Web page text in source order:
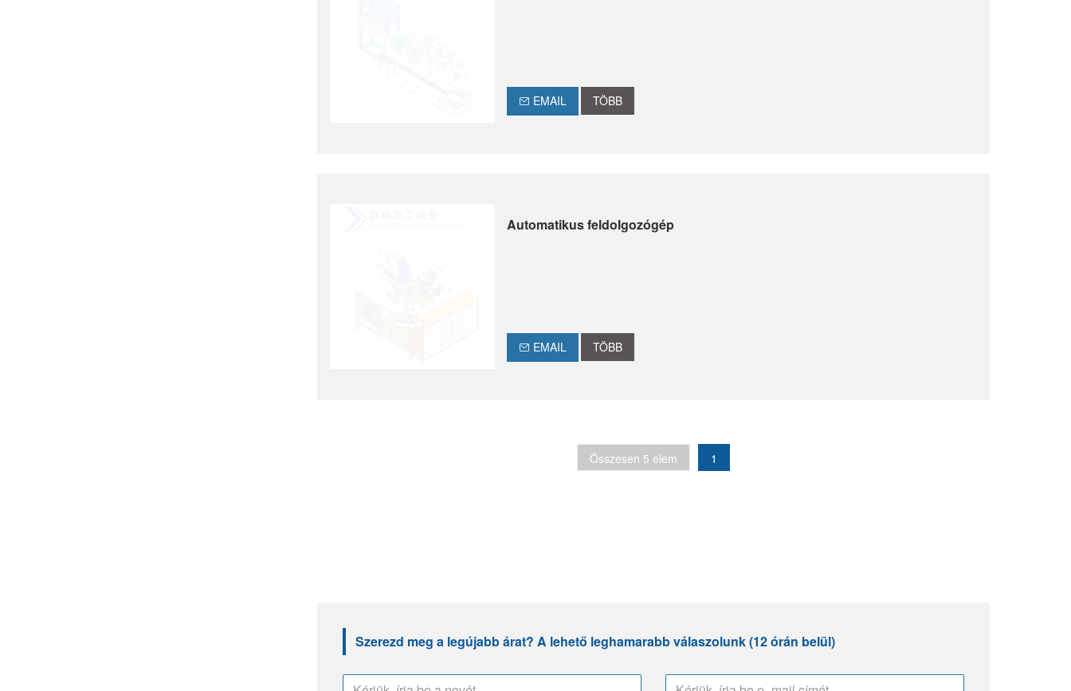
EMAIL TÖBB
Automatikus feldolgozógép
EMAIL TÖBB
Összesen 5 elem 1
Szerezd meg a legújabb árat? A lehető leghamarabb válaszolunk (12 órán belül)